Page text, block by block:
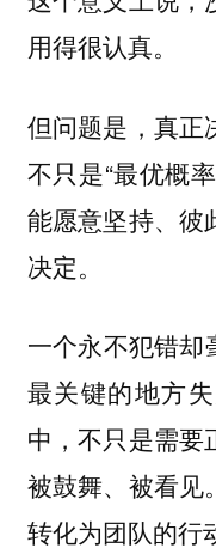
用得很认真。
但问题是，真正
不只是“最优概
能愿意坚持、彼
决定。
一个永不犯错却
最关键的地方
中，不只是需要
被鼓舞、被看见
转化为团队的行